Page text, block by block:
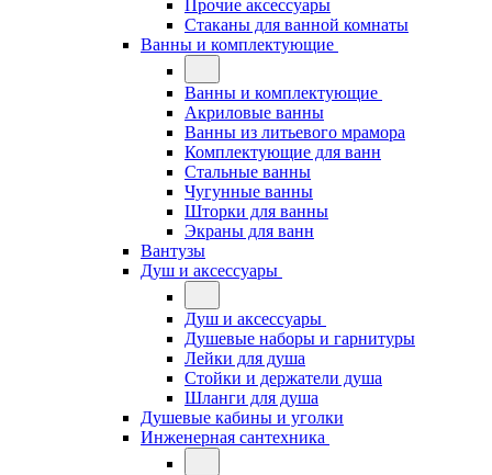
Прочие аксессуары
Стаканы для ванной комнаты
Ванны и комплектующие
Ванны и комплектующие
Акриловые ванны
Ванны из литьевого мрамора
Комплектующие для ванн
Стальные ванны
Чугунные ванны
Шторки для ванны
Экраны для ванн
Вантузы
Душ и аксессуары
Душ и аксессуары
Душевые наборы и гарнитуры
Лейки для душа
Стойки и держатели душа
Шланги для душа
Душевые кабины и уголки
Инженерная сантехника